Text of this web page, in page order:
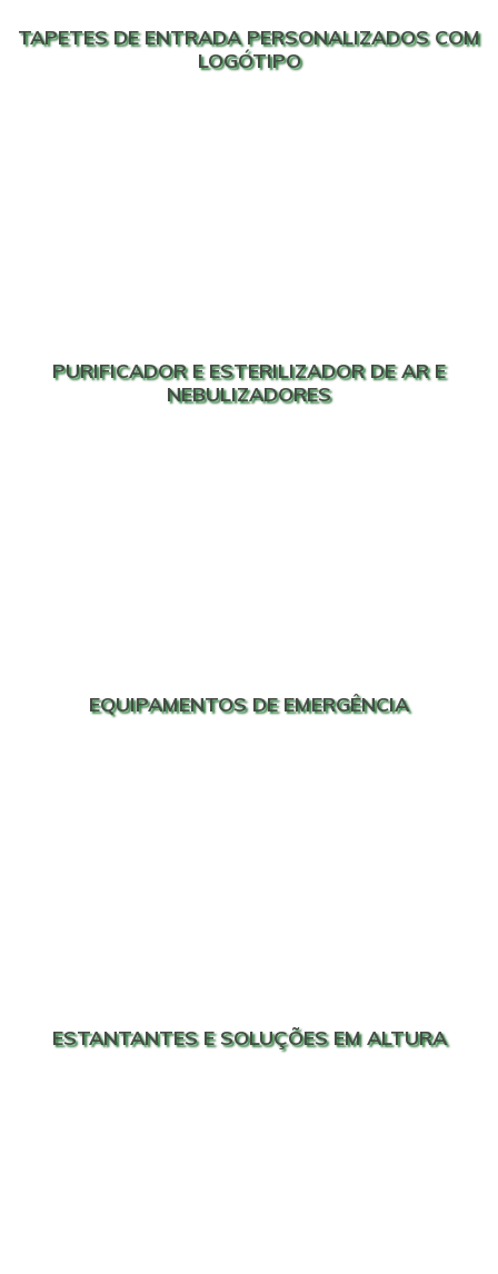
TAPETES DE ENTRADA PERSONALIZADOS COM
LOGÓTIPO
PURIFICADOR E ESTERILIZADOR DE AR E
NEBULIZADORES
EQUIPAMENTOS DE EMERGÊNCIA
ESTANTANTES E SOLUÇÕES EM ALTURA